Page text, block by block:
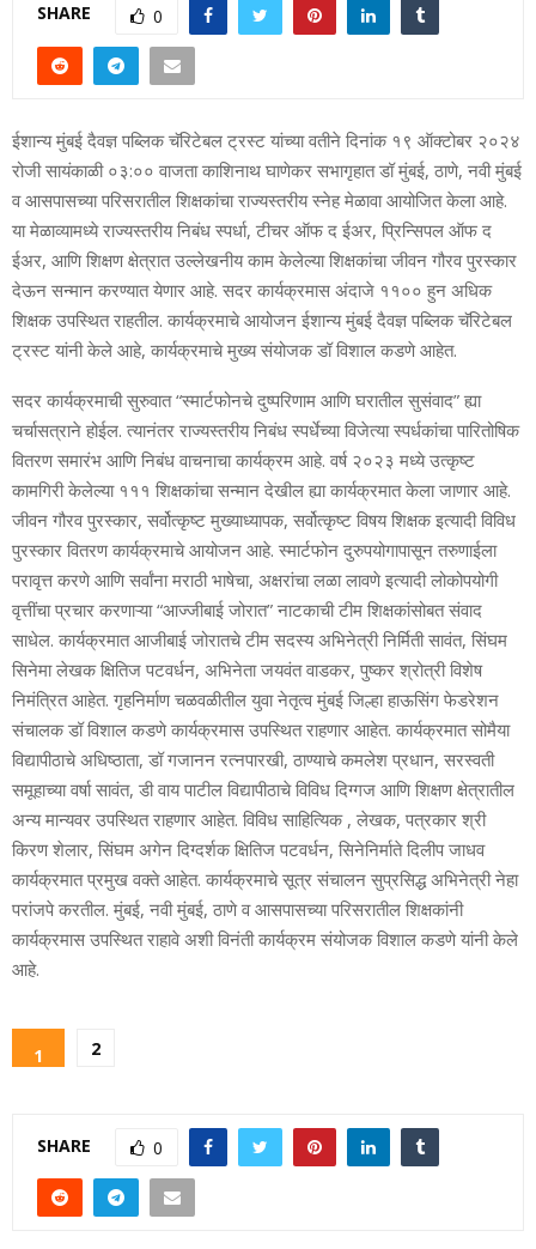
SHARE 0
ईशान्य मुंबई दैवज्ञ पब्लिक चॅरिटेबल ट्रस्ट यांच्या वतीने दिनांक १९ ऑक्टोबर २०२४
रोजी सायंकाळी ०३:०० वाजता काशिनाथ घाणेकर सभागृहात डॉ मुंबई, ठाणे, नवी मुंबई
व आसपासच्या परिसरातील शिक्षकांचा राज्यस्तरीय स्नेह मेळावा आयोजित केला आहे.
या मेळाव्यामध्ये राज्यस्तरीय निबंध स्पर्धा, टीचर ऑफ द ईअर, प्रिन्सिपल ऑफ द
ईअर, आणि शिक्षण क्षेत्रात उल्लेखनीय काम केलेल्या शिक्षकांचा जीवन गौरव पुरस्कार
देऊन सन्मान करण्यात येणार आहे. सदर कार्यक्रमास अंदाजे ११०० हुन अधिक
शिक्षक उपस्थित राहतील. कार्यक्रमाचे आयोजन ईशान्य मुंबई दैवज्ञ पब्लिक चॅरिटेबल
ट्रस्ट यांनी केले आहे, कार्यक्रमाचे मुख्य संयोजक डॉ विशाल कडणे आहेत.
सदर कार्यक्रमाची सुरुवात “स्मार्टफोनचे दुष्परिणाम आणि घरातील सुसंवाद” ह्या
चर्चासत्राने होईल. त्यानंतर राज्यस्तरीय निबंध स्पर्धेच्या विजेत्या स्पर्धकांचा पारितोषिक
वितरण समारंभ आणि निबंध वाचनाचा कार्यक्रम आहे. वर्ष २०२३ मध्ये उत्कृष्ट
कामगिरी केलेल्या १११ शिक्षकांचा सन्मान देखील ह्या कार्यक्रमात केला जाणार आहे.
जीवन गौरव पुरस्कार, सर्वोत्कृष्ट मुख्याध्यापक, सर्वोत्कृष्ट विषय शिक्षक इत्यादी विविध
पुरस्कार वितरण कार्यक्रमाचे आयोजन आहे. स्मार्टफोन दुरुपयोगापासून तरुणाईला
परावृत्त करणे आणि सर्वांना मराठी भाषेचा, अक्षरांचा लळा लावणे इत्यादी लोकोपयोगी
वृत्तींचा प्रचार करणाऱ्या “आज्जीबाई जोरात” नाटकाची टीम शिक्षकांसोबत संवाद
साधेल. कार्यक्रमात आजीबाई जोरातचे टीम सदस्य अभिनेत्री निर्मिती सावंत, सिंघम
सिनेमा लेखक क्षितिज पटवर्धन, अभिनेता जयवंत वाडकर, पुष्कर श्रोत्री विशेष
निमंत्रित आहेत. गृहनिर्माण चळवळीतील युवा नेतृत्व मुंबई जिल्हा हाऊसिंग फेडरेशन
संचालक डॉ विशाल कडणे कार्यक्रमास उपस्थित राहणार आहेत. कार्यक्रमात सोमैया
विद्यापीठाचे अधिष्ठाता, डॉ गजानन रत्नपारखी, ठाण्याचे कमलेश प्रधान, सरस्वती
समूहाच्या वर्षा सावंत, डी वाय पाटील विद्यापीठाचे विविध दिग्गज आणि शिक्षण क्षेत्रातील
अन्य मान्यवर उपस्थित राहणार आहेत. विविध साहित्यिक , लेखक, पत्रकार श्री
किरण शेलार, सिंघम अगेन दिग्दर्शक क्षितिज पटवर्धन, सिनेनिर्माते दिलीप जाधव
कार्यक्रमात प्रमुख वक्ते आहेत. कार्यक्रमाचे सूत्र संचालन सुप्रसिद्ध अभिनेत्री नेहा
परांजपे करतील. मुंबई, नवी मुंबई, ठाणे व आसपासच्या परिसरातील शिक्षकांनी
कार्यक्रमास उपस्थित राहावे अशी विनंती कार्यक्रम संयोजक विशाल कडणे यांनी केले
आहे.
1 2
SHARE 0